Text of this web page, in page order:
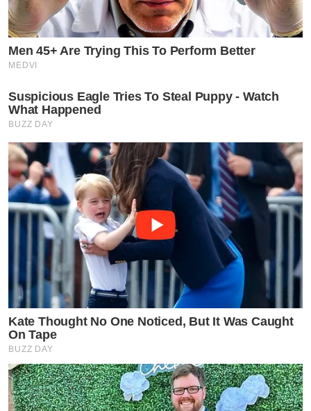
Men 45+ Are Trying This To Perform Better
MEDVI
Suspicious Eagle Tries To Steal Puppy - Watch
What Happened
BUZZ DAY
Kate Thought No One Noticed, But It Was Caught
On Tape
BUZZ DAY